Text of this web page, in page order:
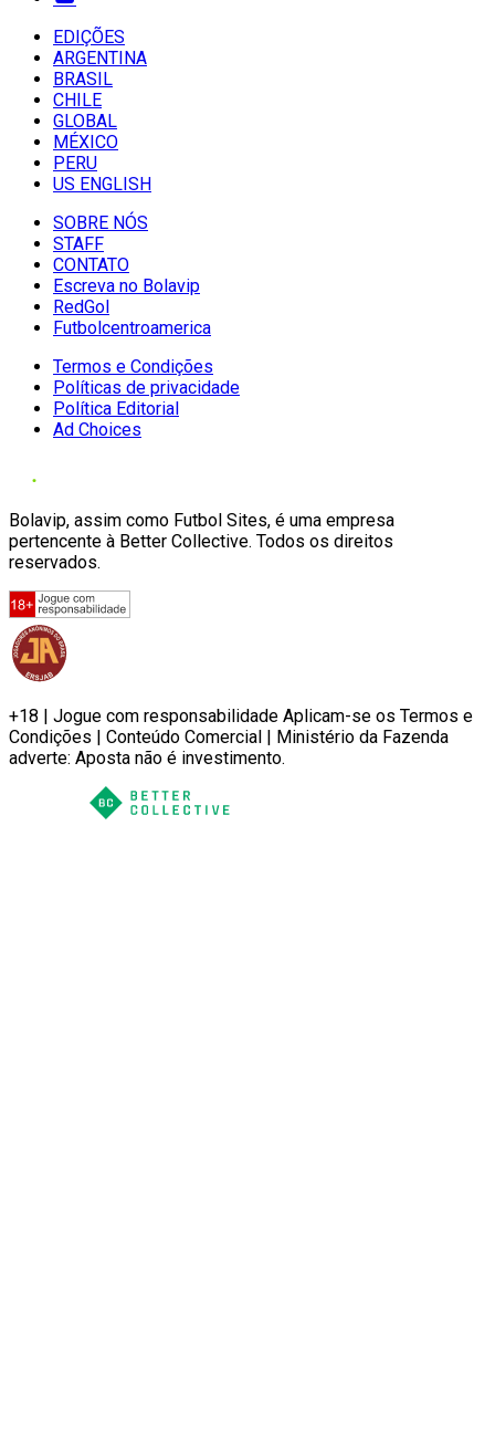
EDIÇÕES
ARGENTINA
BRASIL
CHILE
GLOBAL
MÉXICO
PERU
US ENGLISH
SOBRE NÓS
STAFF
CONTATO
Escreva no Bolavip
RedGol
Futbolcentroamerica
Termos e Condições
Políticas de privacidade
Política Editorial
Ad Choices
Bolavip, assim como Futbol Sites, é uma empresa
pertencente à Better Collective. Todos os direitos
reservados.
+18 | Jogue com responsabilidade Aplicam-se os Termos e
Condições | Conteúdo Comercial | Ministério da Fazenda
adverte: Aposta não é investimento.